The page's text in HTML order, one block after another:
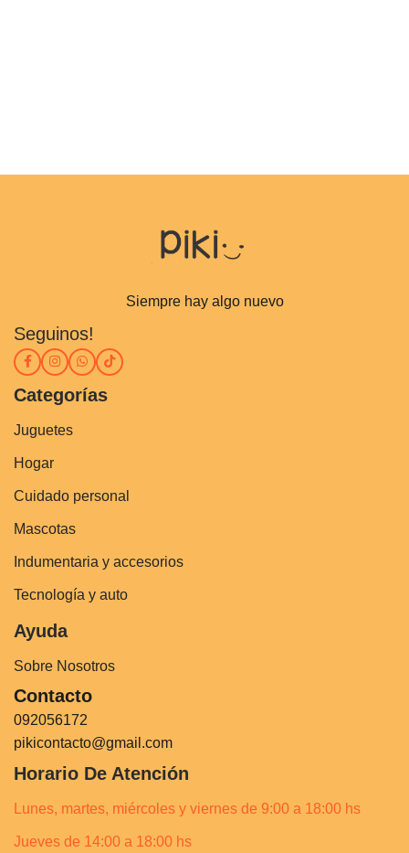
Siempre hay algo nuevo
Seguinos!
Categorías
Juguetes
Hogar
Cuidado personal
Mascotas
Indumentaria y accesorios
Tecnología y auto
Ayuda
Sobre Nosotros
Contacto
092056172
pikicontacto@gmail.com
Horario De Atención
Lunes, martes, miércoles y viernes de 9:00 a 18:00 hs
Jueves de 14:00 a 18:00 hs